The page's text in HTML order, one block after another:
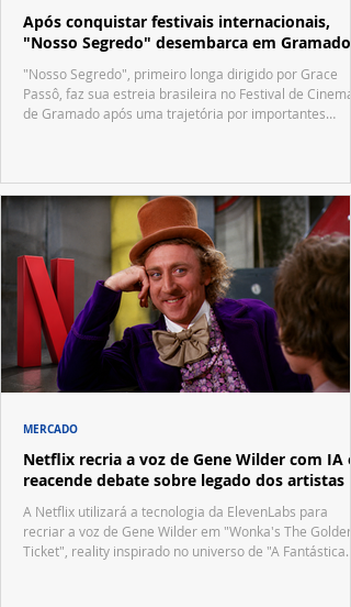
Após conquistar festivais internacionais,
"Nosso Segredo" desembarca em Gramado
"Nosso Segredo", primeiro longa dirigido por Grace
Passô, faz sua estreia brasileira no Festival de Cinema
de Gramado após uma trajetória por importantes
Netflix recria a voz de Gene Wilder com IA e
reacende debate sobre legado dos artistas
A Netflix utilizará a tecnologia da ElevenLabs para
recriar a voz de Gene Wilder em "Wonka's The Golden
Ticket", reality inspirado no universo de "A Fantástica
MERCADO